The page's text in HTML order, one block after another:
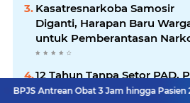
Kasatresnarkoba Samosir
Diganti, Harapan Baru
untuk Pemberantasan
Menguat
12 Tahun Tanpa Setor PAD,
AIJ Sumut Bidik
Obat 3 Jam hingga Pasien 2 Hari di IGD,